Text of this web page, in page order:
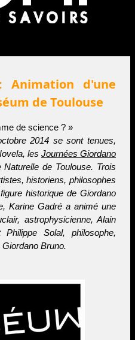
Animation d'une
de Toulouse
de science ? »
2014 se sont tenues,
les Journées Giordano
de Toulouse. Trois
historiens, philosophes
historique de Giordano
Karine Gadré a animé une
astrophysicienne, Alain
Solal, philosophe,
Bruno.